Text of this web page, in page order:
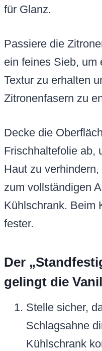
für Glanz.
Passiere die
ein feines Sieb, um
Textur zu erhalten
Zitronenfasern zu
Decke die
Frischhaltefolie ab,
Haut zu
zum vollständigen
Kühlschrank. Beim
fester.
Der
gelingt die
Stelle sicher,
Schlagsahne
Kühlschrank